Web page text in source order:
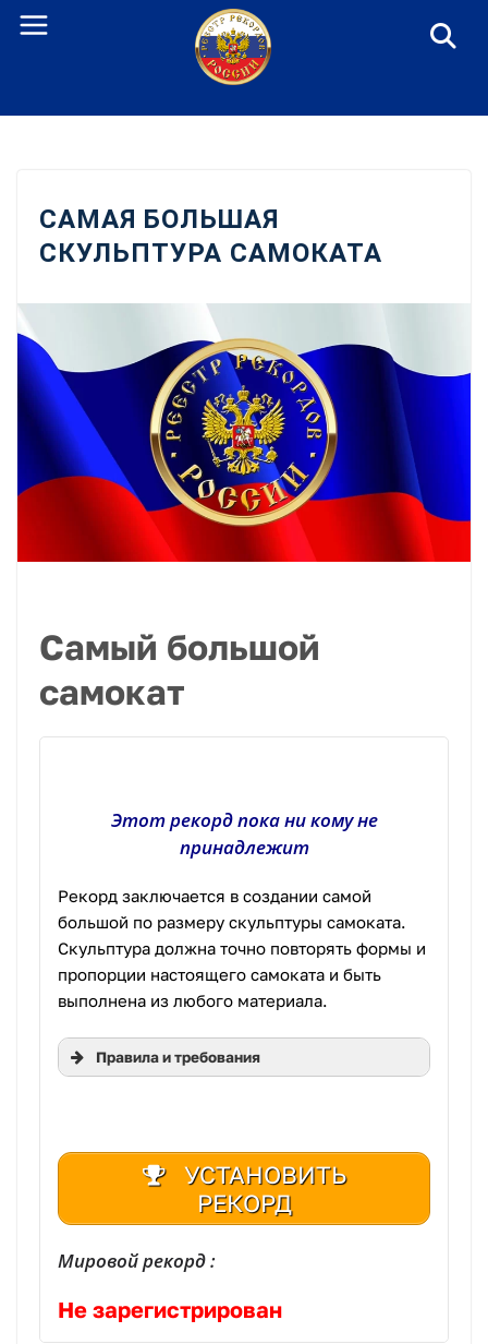
Перейти
САМАЯ БОЛЬШАЯ
СКУЛЬПТУРА САМОКАТА
Самый большой
самокат
Этот рекорд пока ни кому не
принадлежит
Рекорд заключается в создании самой
большой по размеру скульптуры самоката.
Скульптура должна точно повторять формы и
пропорции настоящего самоката и быть
выполнена из любого материала.
Правила и требования
УСТАНОВИТЬ
РЕКОРД
Мировой рекорд :
Не зарегистрирован